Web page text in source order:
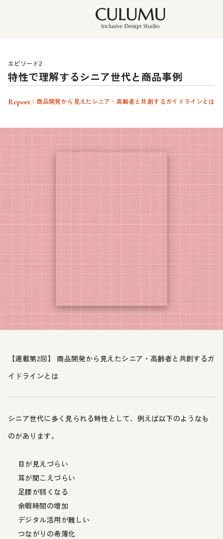
特性で理解するシニア世代と商品事例
エピソード2
Report ：商品開発から見えたシニア・高齢者と共創するガイドラインとは
【連載第2回】 商品開発から見えたシニア・高齢者と共創するガ
イドラインとは
シニア世代に多く見られる特性として、例えば以下のようなも
のがあります。
目が見えづらい
耳が聞こえづらい
足腰が弱くなる
余暇時間の増加
デジタル活用が難しい
つながりの希薄化